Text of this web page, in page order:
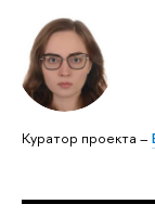
Куратор проекта –